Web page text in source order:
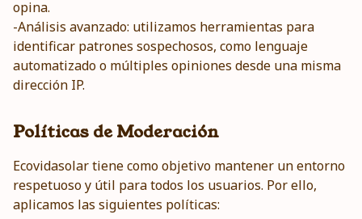
opina.
-Análisis avanzado: utilizamos herramientas para
identificar patrones sospechosos, como lenguaje
automatizado o múltiples opiniones desde una misma
dirección IP.
Políticas de Moderación
Ecovidasolar tiene como objetivo mantener un entorno
respetuoso y útil para todos los usuarios. Por ello,
aplicamos las siguientes políticas: